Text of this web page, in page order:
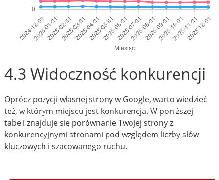
4.3 Widoczność konkurencji
Oprócz pozycji własnej strony w Google, warto wiedzieć
też, w którym miejscu jest konkurencja. W poniższej
tabeli znajduje się porównanie Twojej strony z
konkurencyjnymi stronami pod względem liczby słów
kluczowych i szacowanego ruchu.